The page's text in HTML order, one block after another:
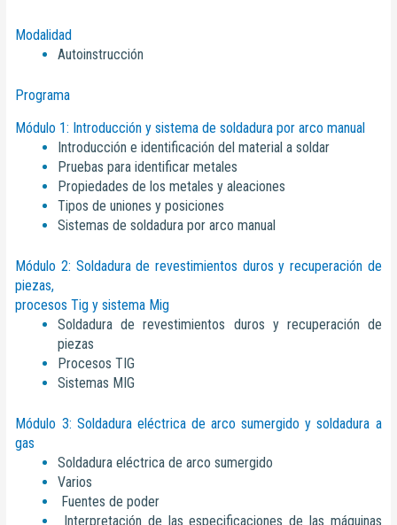
Modalidad
Autoinstrucción
Programa
Módulo 1: Introducción y sistema de soldadura por arco manual
Introducción e identificación del material a soldar
Pruebas para identificar metales
Propiedades de los metales y aleaciones
Tipos de uniones y posiciones
Sistemas de soldadura por arco manual
Módulo 2: Soldadura de revestimientos duros y recuperación de
piezas,
procesos Tig y sistema Mig
Soldadura de revestimientos duros y recuperación de
piezas
Procesos TIG
Sistemas MIG
Módulo 3: Soldadura eléctrica de arco sumergido y soldadura a
gas
Soldadura eléctrica de arco sumergido
Varios
Fuentes de poder
Interpretación de las especificaciones de las máquinas